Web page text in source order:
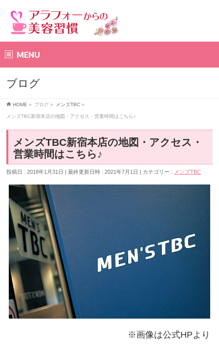
MENU
ブログ
HOME » ブログ » メンズTBC »
メンズTBC新宿本店の地図・アクセス・営業時間はこちら♪
メンズTBC新宿本店の地図・アクセス・
営業時間はこちら♪
投稿日 : 2018年1月31日 最終更新日時 : 2021年7月1日 カテゴリー : メンズTBC
※画像は公式HPより